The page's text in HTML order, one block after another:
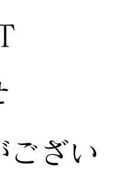
ござい